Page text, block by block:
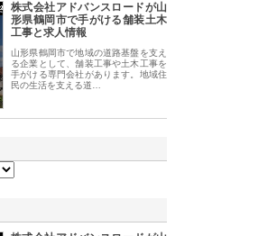
株式会社アドバンスロードが山
形県鶴岡市で手がける舗装土木
工事と求人情報
山形県鶴岡市で地域の道路基盤を支え
る企業として、舗装工事や土木工事を
手がける専門会社があります。地域住
民の生活を支える道…